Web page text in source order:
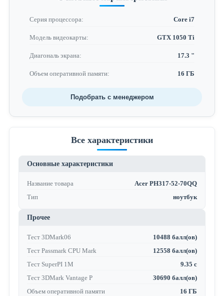
Серия процессора: Core i7
Модель видеокарты: GTX 1050 Ti
Диагональ экрана: 17.3 "
Объем оперативной памяти: 16 ГБ
Подобрать с менеджером
Все характеристики
Основные характеристики
Название товара
Acer PH317-52-70QQ
Тип
ноутбук
Прочее
Тест 3DMark06
10488 балл(ов)
Тест Passmark CPU Mark
12558 балл(ов)
Тест SuperPI 1M
9.35 с
Тест 3DMark Vantage P
30690 балл(ов)
Объем оперативной памяти
16 ГБ